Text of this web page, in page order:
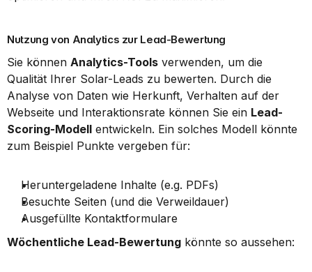
Nutzung von Analytics zur Lead-Bewertung
Sie können Analytics-Tools verwenden, um die
Qualität Ihrer Solar-Leads zu bewerten. Durch die
Analyse von Daten wie Herkunft, Verhalten auf der
Webseite und Interaktionsrate können Sie ein Lead-
Scoring-Modell entwickeln. Ein solches Modell könnte
zum Beispiel Punkte vergeben für:
Heruntergeladene Inhalte (e.g. PDFs)
Besuchte Seiten (und die Verweildauer)
Ausgefüllte Kontaktformulare
Wöchentliche Lead-Bewertung könnte so aussehen: